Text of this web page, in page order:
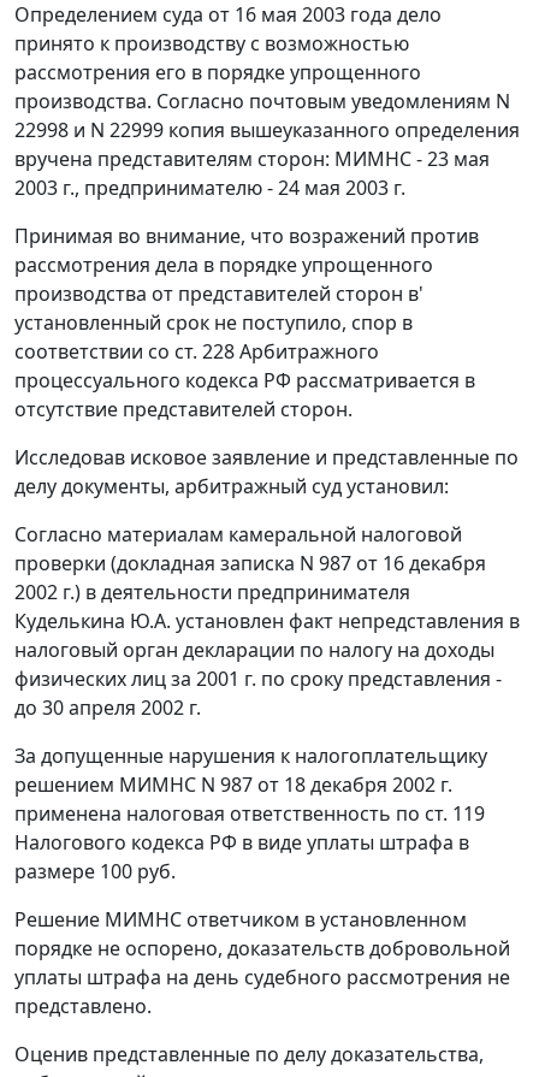
Определением суда от 16 мая 2003 года дело
принято к производству с возможностью
рассмотрения его в порядке упрощенного
производства. Согласно почтовым уведомлениям N
22998 и N 22999 копия вышеуказанного определения
вручена представителям сторон: МИМНС - 23 мая
2003 г., предпринимателю - 24 мая 2003 г.
Принимая во внимание, что возражений против
рассмотрения дела в порядке упрощенного
производства от представителей сторон в'
установленный срок не поступило, спор в
соответствии со ст. 228Арбитражного
процессуального кодекса РФ рассматривается в
отсутствие представителей сторон.
Исследовав исковое заявление и представленные по
делу документы, арбитражный суд установил:
Согласно материалам камеральной налоговой
проверки (докладная записка N 987 от 16 декабря
2002 г.) в деятельности предпринимателя
Куделькина Ю.А. установлен факт непредставления в
налоговый орган декларации по налогу на доходы
физических лиц за 2001 г. по сроку представления -
до 30 апреля 2002 г.
За допущенные нарушения к налогоплательщику
решением МИМНС N 987 от 18 декабря 2002 г.
применена налоговая ответственность по ст. 119
Налогового кодекса РФ в виде уплаты штрафа в
размере 100 руб.
Решение МИМНС ответчиком в установленном
порядке не оспорено, доказательств добровольной
уплаты штрафа на день судебного рассмотрения не
представлено.
Оценив представленные по делу доказательства,